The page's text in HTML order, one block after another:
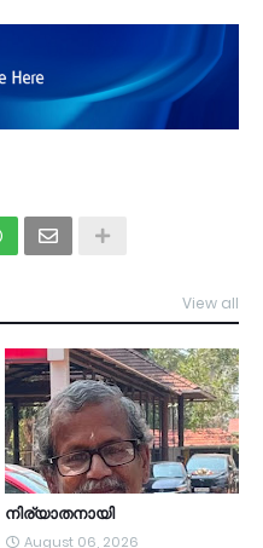
View all
നിര്യാതനായി
August 06, 2026